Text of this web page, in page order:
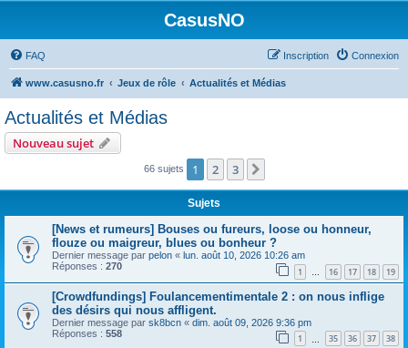
CasusNO
FAQ Connexion
Inscription
www.casusno.fr Jeux de rôle Actualités et Médias
Actualités et Médias
Nouveau sujet
66 sujets 1 2 3
Sujets
[News et rumeurs] Bouses ou fureurs, loose ou honneur,
flouze ou maigreur, blues ou bonheur ?
Dernier message par pelon « lun. août 10, 2026 10:26 am
Réponses : 270 1 … 16 17 18 19
[Crowdfundings] Foulancementimentale 2 : on nous inflige
des désirs qui nous affligent.
Dernier message par sk8bcn « dim. août 09, 2026 9:36 pm
Réponses : 558 1 35 36 37 38